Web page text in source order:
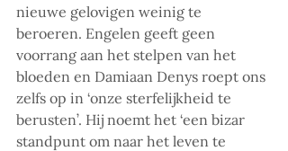
nieuwe gelovigen weinig te
beroeren. Engelen geeft geen
voorrang aan het stelpen van het
bloeden en Damiaan Denys roept ons
zelfs op in ‘onze sterfelijkheid te
berusten’. Hij noemt het ‘een bizar
standpunt om naar het leven te